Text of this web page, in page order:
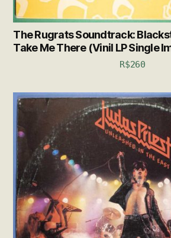
The Rugrats Soundtrack:
Take Me There (Vinil LP Single
R$260